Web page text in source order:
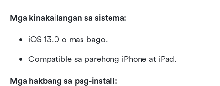
Mga kinakailangan sa sistema:
iOS 13.0 o mas bago.
Compatible sa parehong iPhone at iPad.
Mga hakbang sa pag-install: